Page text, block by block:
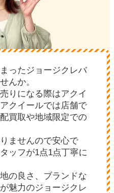
ったジョージクレバ
んか。
りになる際はアクイ
クイールでは店舗で
買取や地域限定での
ませんので安心で
ッフが1点1点丁寧に
の良さ、ブランドな
魅力のジョージクレ